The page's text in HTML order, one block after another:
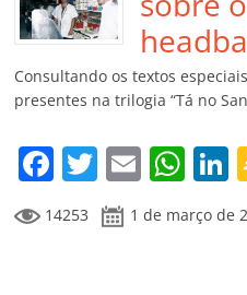
o
k
p
Consultando os textos
presentes na trilogia “Tá no
F
a
c
T
w
itt
E
m
ai
W
at k
14253 1 de março de